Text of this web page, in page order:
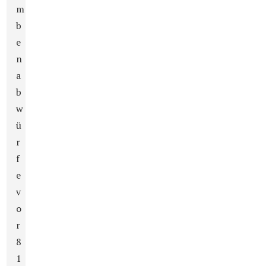
m
b
e
n
a
b
w
ü
r
f
e
v
o
r
8
1